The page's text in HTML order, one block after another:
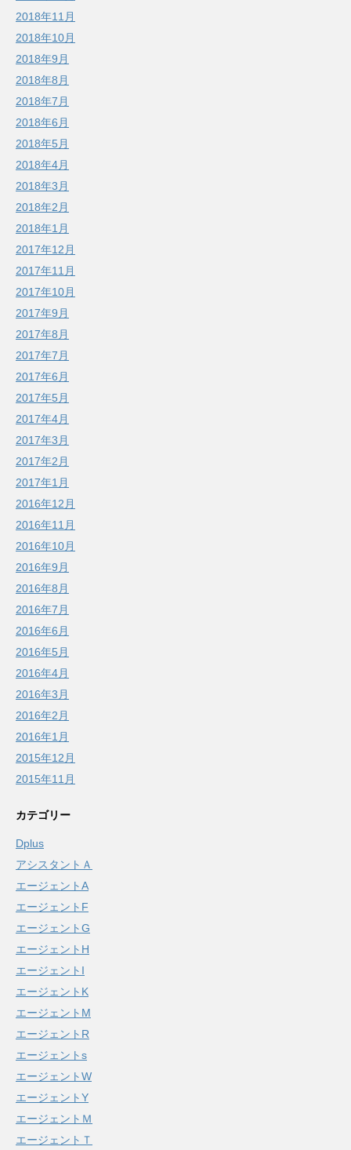
2018年11月
2018年10月
2018年9月
2018年8月
2018年7月
2018年6月
2018年5月
2018年4月
2018年3月
2018年2月
2018年1月
2017年12月
2017年11月
2017年10月
2017年9月
2017年8月
2017年7月
2017年6月
2017年5月
2017年4月
2017年3月
2017年2月
2017年1月
2016年12月
2016年11月
2016年10月
2016年9月
2016年8月
2016年7月
2016年6月
2016年5月
2016年4月
2016年3月
2016年2月
2016年1月
2015年12月
2015年11月
カテゴリー
Dplus
アシスタントＡ
エージェントA
エージェントF
エージェントG
エージェントH
エージェントI
エージェントK
エージェントM
エージェントR
エージェントs
エージェントW
エージェントY
エージェントＭ
エージェントＴ